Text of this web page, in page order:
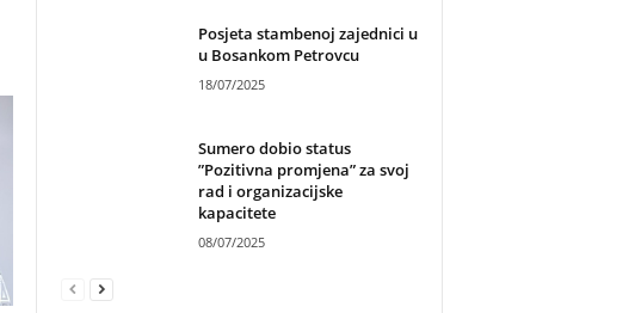
Posjeta stambenoj zajednici u
u Bosankom Petrovcu
18/07/2025
Sumero dobio status
”Pozitivna promjena” za svoj
rad i organizacijske
kapacitete
08/07/2025